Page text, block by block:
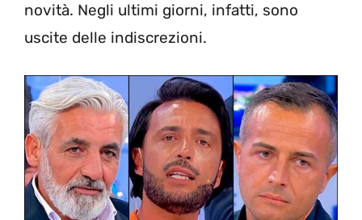
novità. Negli ultimi giorni, infatti, sono
uscite delle indiscrezioni.